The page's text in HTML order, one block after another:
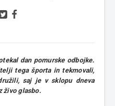
dan pomurske odbojke.
tega športa in tekmovali,
saj je v sklopu dneva
živo glasbo.